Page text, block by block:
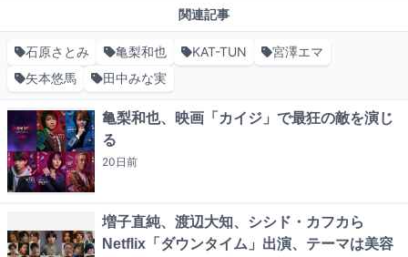
関連記事
石原さとみ 亀梨和也 KAT-TUN
宮澤エマ
矢本悠馬
田中みな実
亀梨和也、映画「カイジ」で最狂の敵を演じ
る
20日前
増子直純、渡辺大知、シシド・カフカら
Netflix「ダウンタイム」出演、テーマは美容